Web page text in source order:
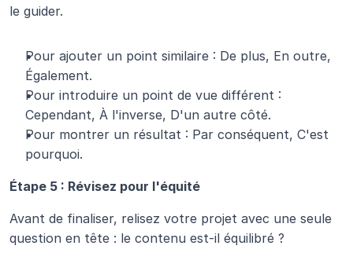
le guider.
Pour ajouter un point similaire : De plus, En outre,
Également.
Pour introduire un point de vue différent :
Cependant, À l'inverse, D'un autre côté.
Pour montrer un résultat : Par conséquent, C'est
pourquoi.
Étape 5 : Révisez pour l'équité
Avant de finaliser, relisez votre projet avec une seule
question en tête : le contenu est-il équilibré ?